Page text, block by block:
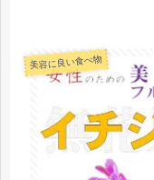
美容に良い食べ物